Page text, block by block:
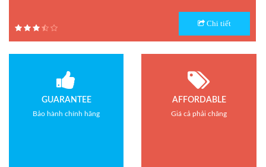
Hãng sản xuất : Jadever
Chi tiết
GUARANTEE
Bảo hành chính hãng
AFFORDABLE
Giá cả phải chăng